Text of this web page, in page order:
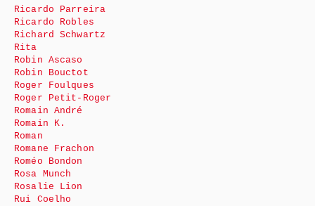
Ricardo Parreira
Ricardo Robles
Richard Schwartz
Rita
Robin Ascaso
Robin Bouctot
Roger Foulques
Roger Petit-Roger
Romain André
Romain K.
Roman
Romane Frachon
Roméo Bondon
Rosa Munch
Rosalie Lion
Rui Coelho